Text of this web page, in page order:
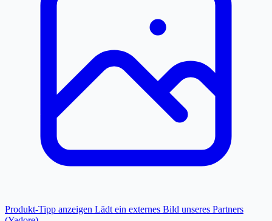
Produkt-Tipp anzeigen Lädt ein externes Bild unseres Partners